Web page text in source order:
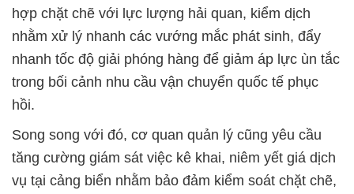
hợp chặt chẽ với lực lượng hải quan, kiểm dịch
nhằm xử lý nhanh các vướng mắc phát sinh, đẩy
nhanh tốc độ giải phóng hàng để giảm áp lực ùn tắc
trong bối cảnh nhu cầu vận chuyển quốc tế phục
hồi.
Song song với đó, cơ quan quản lý cũng yêu cầu
tăng cường giám sát việc kê khai, niêm yết giá dịch
vụ tại cảng biển nhằm bảo đảm kiểm soát chặt chẽ,